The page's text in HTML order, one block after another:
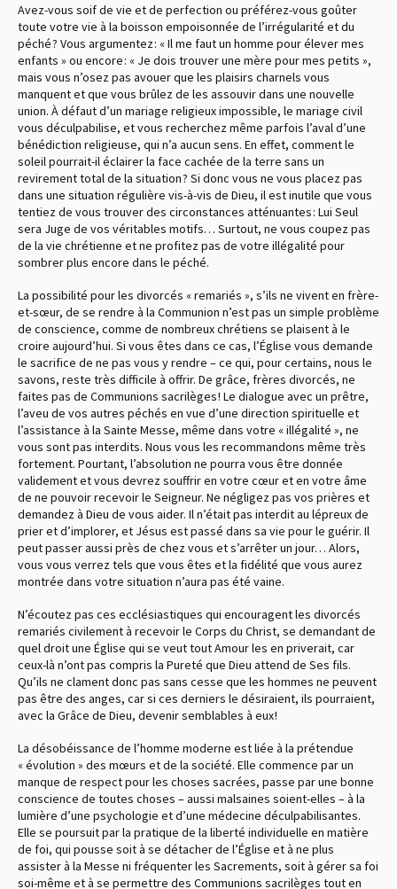
Avez-vous soif de vie et de perfection ou préférez-vous goûter
toute votre vie à la boisson empoisonnée de l’irrégularité et du
péché ? Vous argumentez : « Il me faut un homme pour élever mes
enfants » ou encore : « Je dois trouver une mère pour mes petits »,
mais vous n’osez pas avouer que les plaisirs charnels vous
manquent et que vous brûlez de les assouvir dans une nouvelle
union. À défaut d’un mariage religieux impossible, le mariage civil
vous déculpabilise, et vous recherchez même parfois l’aval d’une
bénédiction religieuse, qui n’a aucun sens. En effet, comment le
soleil pourrait-il éclairer la face cachée de la terre sans un
revirement total de la situation ? Si donc vous ne vous placez pas
dans une situation régulière vis-à-vis de Dieu, il est inutile que vous
tentiez de vous trouver des circonstances atténuantes : Lui Seul
sera Juge de vos véritables motifs… Surtout, ne vous coupez pas
de la vie chrétienne et ne profitez pas de votre illégalité pour
sombrer plus encore dans le péché.
La possibilité pour les divorcés « remariés », s’ils ne vivent en frère-
et-sœur, de se rendre à la Communion n’est pas un simple problème
de conscience, comme de nombreux chrétiens se plaisent à le
croire aujourd’hui. Si vous êtes dans ce cas, l’Église vous demande
le sacrifice de ne pas vous y rendre – ce qui, pour certains, nous le
savons, reste très difficile à offrir. De grâce, frères divorcés, ne
faites pas de Communions sacrilèges ! Le dialogue avec un prêtre,
l’aveu de vos autres péchés en vue d’une direction spirituelle et
l’assistance à la Sainte Messe, même dans votre « illégalité », ne
vous sont pas interdits. Nous vous les recommandons même très
fortement. Pourtant, l’absolution ne pourra vous être donnée
validement et vous devrez souffrir en votre cœur et en votre âme
de ne pouvoir recevoir le Seigneur. Ne négligez pas vos prières et
demandez à Dieu de vous aider. Il n’était pas interdit au lépreux de
prier et d’implorer, et Jésus est passé dans sa vie pour le guérir. Il
peut passer aussi près de chez vous et s’arrêter un jour… Alors,
vous vous verrez tels que vous êtes et la fidélité que vous aurez
montrée dans votre situation n’aura pas été vaine.
N’écoutez pas ces ecclésiastiques qui encouragent les divorcés
remariés civilement à recevoir le Corps du Christ, se demandant de
quel droit une Église qui se veut tout Amour les en priverait, car
ceux-là n’ont pas compris la Pureté que Dieu attend de Ses fils.
Qu’ils ne clament donc pas sans cesse que les hommes ne peuvent
pas être des anges, car si ces derniers le désiraient, ils pourraient,
avec la Grâce de Dieu, devenir semblables à eux !
La désobéissance de l’homme moderne est liée à la prétendue
« évolution » des mœurs et de la société. Elle commence par un
manque de respect pour les choses sacrées, passe par une bonne
conscience de toutes choses – aussi malsaines soient-elles – à la
lumière d’une psychologie et d’une médecine déculpabilisantes.
Elle se poursuit par la pratique de la liberté individuelle en matière
de foi, qui pousse soit à se détacher de l’Église et à ne plus
assister à la Messe ni fréquenter les Sacrements, soit à gérer sa foi
soi-même et à se permettre des Communions sacrilèges tout en